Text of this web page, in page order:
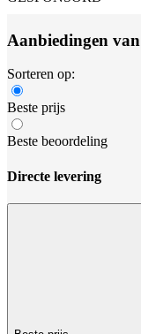
Aanbiedingen
Sorteren op:
Beste prijs
Beste beoordeling
Directe levering